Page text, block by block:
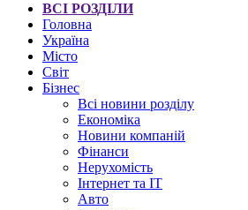
ВСІ РОЗДІЛИ
Головна
Україна
Місто
Світ
Бізнес
Всі новини розділу
Економіка
Новини компаній
Фінанси
Нерухомість
Інтернет та IT
Авто